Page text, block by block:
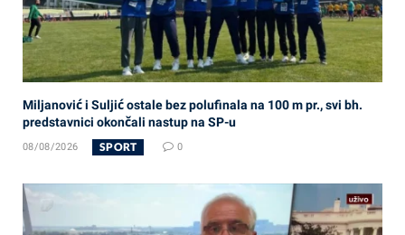
Miljanović i Suljić ostale bez polufinala na 100 m pr., svi bh.
predstavnici okončali nastup na SP-u
08/08/2026 SPORT 0